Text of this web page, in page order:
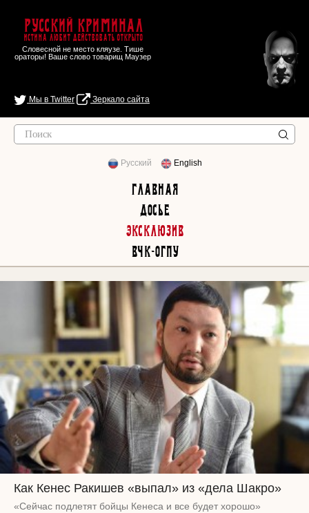
Русский Криминал
Истина любит действовать открыто
Словесной не место кляузе. Тише
ораторы! Ваше слово товарищ Маузер
Мы в Twitter Зеркало сайта
Русский English
Главная
Досье
Эксклюзив
ВЧК-ОГПУ
Как Кенес Ракишев «выпал» из «дела Шакро»
«Сейчас подлетят бойцы Кенеса и все будет хорошо»